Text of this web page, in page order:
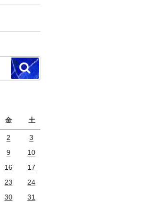
検
索
金 土
2
3
9
10
16
17
23
24
30
31